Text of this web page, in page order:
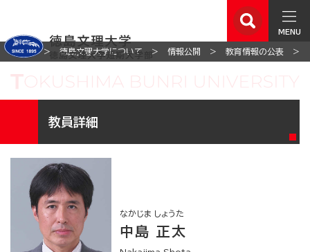
MENU
ホーム 徳島文理大学について 情報公開 教育情報の公表
教員詳細
なかじま しょうた
中島 正太